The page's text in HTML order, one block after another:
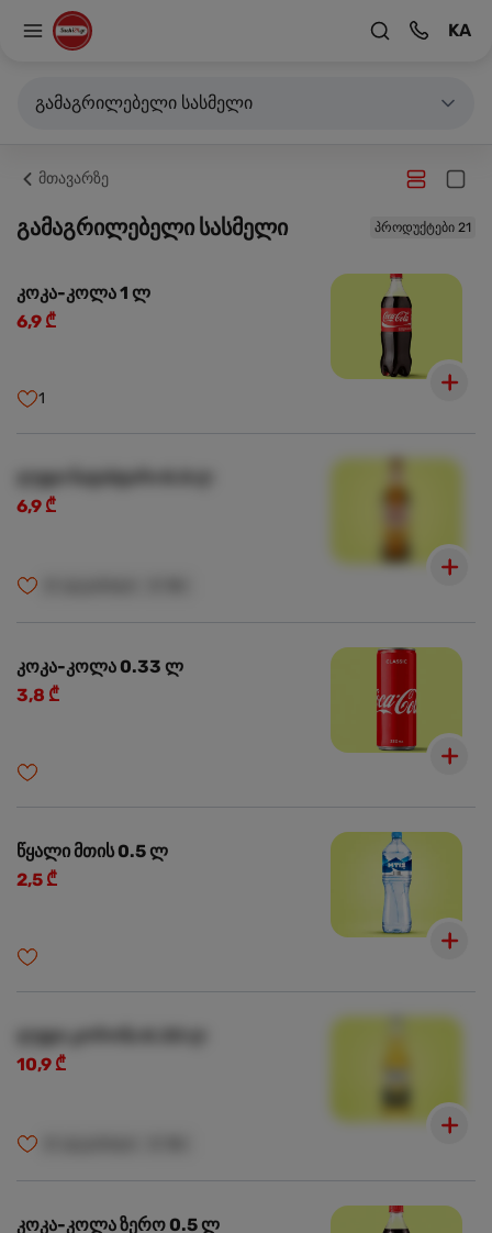
KA
გამაგრილებელი სასმელი
მთავარზე
გამაგრილებელი სასმელი პროდუქტები 21
კოკა-კოლა 1 ლ
6,9 ₾
1
ლუდი ნატახტარი 0.5 ლ
6,9 ₾
კოკა-კოლა 0.33 ლ
3,8 ₾
წყალი მთის 0.5 ლ
2,5 ₾
ლუდი კორონა 0.33 ლ
10,9 ₾
კოკა-კოლა ზერო 0.5 ლ